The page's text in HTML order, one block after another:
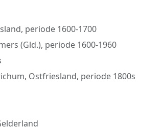
periode 1600-1700
(Gld.), periode 1600-1960
Ostfriesland, periode 1800s